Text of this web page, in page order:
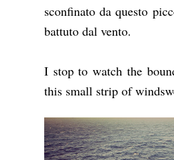
sconfinato da questo
battuto dal vento.
I stop to watch the
this small strip of